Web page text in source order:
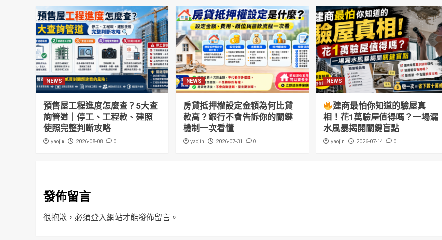
NEWS
預售屋工程進度怎麼查？5大查
詢管道｜停工、工程款、建照
使照完整判斷攻略
yaojin 2026-08-08 0
NEWS
房貸抵押權設定金額為何比貸
款高？銀行不會告訴你的關鍵
機制一次看懂
yaojin 2026-07-31 0
NEWS
建商最怕你知道的驗屋真
相！花1萬驗屋值得嗎？一場漏
水風暴揭開關鍵盲點
yaojin 2026-07-14 0
發佈留言
很抱歉，必須登入網站才能發佈留言。